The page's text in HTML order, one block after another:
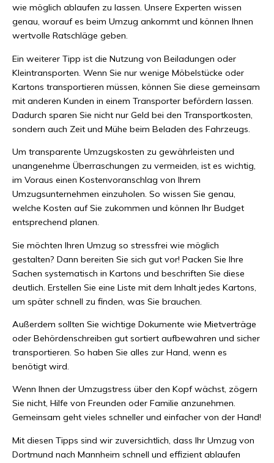
wie möglich ablaufen zu lassen. Unsere Experten wissen
genau, worauf es beim Umzug ankommt und können Ihnen
wertvolle Ratschläge geben.
Ein weiterer Tipp ist die Nutzung von Beiladungen oder
Kleintransporten. Wenn Sie nur wenige Möbelstücke oder
Kartons transportieren müssen, können Sie diese gemeinsam
mit anderen Kunden in einem Transporter befördern lassen.
Dadurch sparen Sie nicht nur Geld bei den Transportkosten,
sondern auch Zeit und Mühe beim Beladen des Fahrzeugs.
Um transparente Umzugskosten zu gewährleisten und
unangenehme Überraschungen zu vermeiden, ist es wichtig,
im Voraus einen Kostenvoranschlag von Ihrem
Umzugsunternehmen einzuholen. So wissen Sie genau,
welche Kosten auf Sie zukommen und können Ihr Budget
entsprechend planen.
Sie möchten Ihren Umzug so stressfrei wie möglich
gestalten? Dann bereiten Sie sich gut vor! Packen Sie Ihre
Sachen systematisch in Kartons und beschriften Sie diese
deutlich. Erstellen Sie eine Liste mit dem Inhalt jedes Kartons,
um später schnell zu finden, was Sie brauchen.
Außerdem sollten Sie wichtige Dokumente wie Mietverträge
oder Behördenschreiben gut sortiert aufbewahren und sicher
transportieren. So haben Sie alles zur Hand, wenn es
benötigt wird.
Wenn Ihnen der Umzugstress über den Kopf wächst, zögern
Sie nicht, Hilfe von Freunden oder Familie anzunehmen.
Gemeinsam geht vieles schneller und einfacher von der Hand!
Mit diesen Tipps sind wir zuversichtlich, dass Ihr Umzug von
Dortmund nach Mannheim schnell und effizient ablaufen